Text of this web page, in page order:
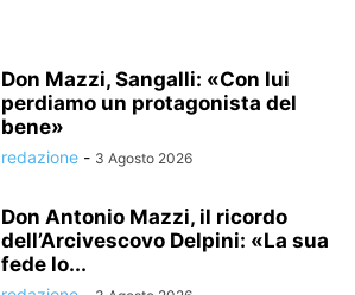
Don Mazzi, Sangalli: «Con lui
perdiamo un protagonista del
bene»
redazione - 3 Agosto 2026
Don Antonio Mazzi, il ricordo
dell’Arcivescovo Delpini: «La sua
fede lo...